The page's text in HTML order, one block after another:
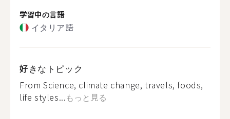
学習中の言語
イタリア語
好きなトピック
From Science, climate change, travels, foods,
life styles...もっと見る